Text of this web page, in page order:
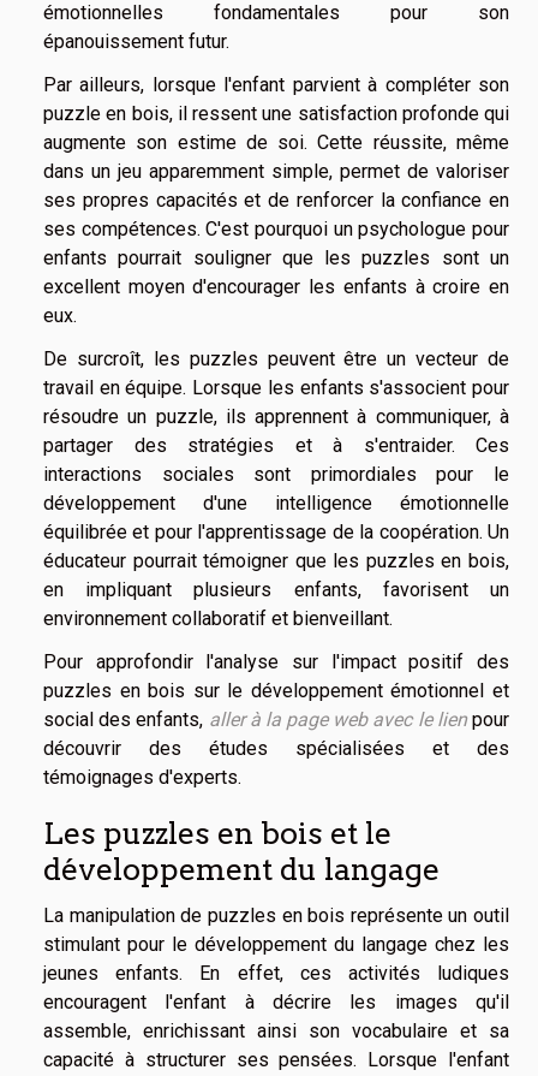
émotionnelles fondamentales pour son
épanouissement futur.
Par ailleurs, lorsque l'enfant parvient à compléter son
puzzle en bois, il ressent une satisfaction profonde qui
augmente son estime de soi. Cette réussite, même
dans un jeu apparemment simple, permet de valoriser
ses propres capacités et de renforcer la confiance en
ses compétences. C'est pourquoi un psychologue pour
enfants pourrait souligner que les puzzles sont un
excellent moyen d'encourager les enfants à croire en
eux.
De surcroît, les puzzles peuvent être un vecteur de
travail en équipe. Lorsque les enfants s'associent pour
résoudre un puzzle, ils apprennent à communiquer, à
partager des stratégies et à s'entraider. Ces
interactions sociales sont primordiales pour le
développement d'une intelligence émotionnelle
équilibrée et pour l'apprentissage de la coopération. Un
éducateur pourrait témoigner que les puzzles en bois,
en impliquant plusieurs enfants, favorisent un
environnement collaboratif et bienveillant.
Pour approfondir l'analyse sur l'impact positif des
puzzles en bois sur le développement émotionnel et
social des enfants, aller à la page web avec le lienpour
découvrir des études spécialisées et des
témoignages d'experts.
Les puzzles en bois et le
développement du langage
La manipulation de puzzles en bois représente un outil
stimulant pour le développement du langage chez les
jeunes enfants. En effet, ces activités ludiques
encouragent l'enfant à décrire les images qu'il
assemble, enrichissant ainsi son vocabulaire et sa
capacité à structurer ses pensées. Lorsque l'enfant